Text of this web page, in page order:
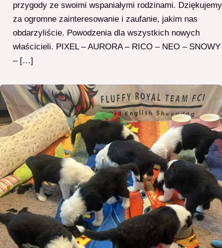
przygody ze swoimi wspaniałymi rodzinami. Dziękujemy
za ogromne zainteresowanie i zaufanie, jakim nas
obdarzyliście. Powodzenia dla wszystkich nowych
właścicieli. PIXEL – AURORA – RICO – NEO – SNOWY
– […]